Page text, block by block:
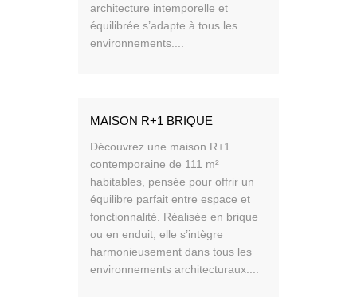
architecture intemporelle et
équilibrée s’adapte à tous les
environnements....
MAISON R+1 BRIQUE
Découvrez une maison R+1
contemporaine de 111 m²
habitables, pensée pour offrir un
équilibre parfait entre espace et
fonctionnalité. Réalisée en brique
ou en enduit, elle s’intègre
harmonieusement dans tous les
environnements architecturaux....